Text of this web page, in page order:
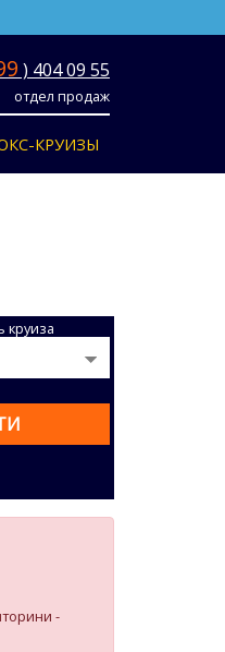
) 404 09 55
отдел продаж
КРУИЗЫ
круиза
-